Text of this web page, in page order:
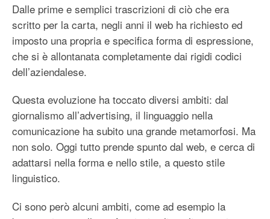
Dalle prime e semplici trascrizioni di ciò che era
scritto per la carta, negli anni il web ha richiesto ed
imposto una propria e specifica forma di espressione,
che si è allontanata completamente dai rigidi codici
dell’aziendalese.
Questa evoluzione ha toccato diversi ambiti: dal
giornalismo all’advertising, il linguaggio nella
comunicazione ha subito una grande metamorfosi. Ma
non solo. Oggi tutto prende spunto dal web, e cerca di
adattarsi nella forma e nello stile, a questo stile
linguistico.
Ci sono però alcuni ambiti, come ad esempio la